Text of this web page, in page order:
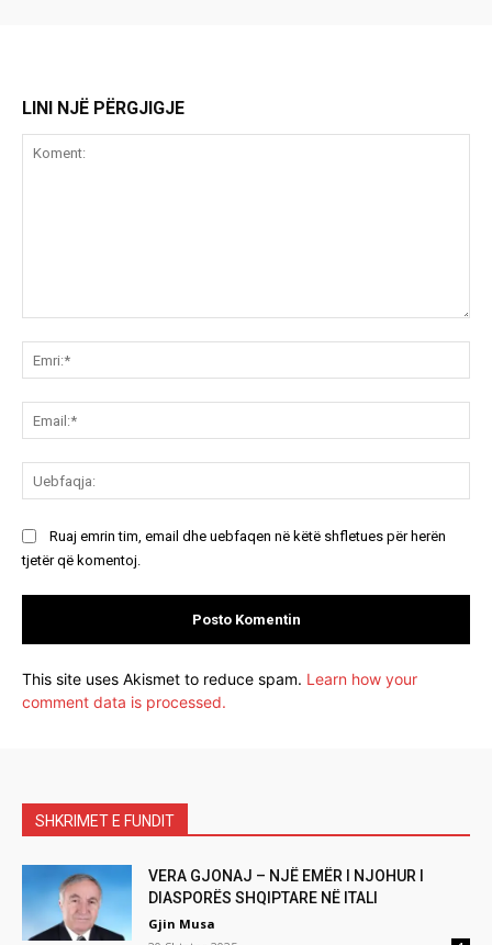
LINI NJË PËRGJIGJE
Ruaj emrin tim, email dhe uebfaqen në këtë shfletues për herën
tjetër që komentoj.
This site uses Akismet to reduce spam. Learn how your
comment data is processed.
SHKRIMET E FUNDIT
VERA GJONAJ – NJË EMËR I NJOHUR I
DIASPORËS SHQIPTARE NË ITALI
Gjin Musa